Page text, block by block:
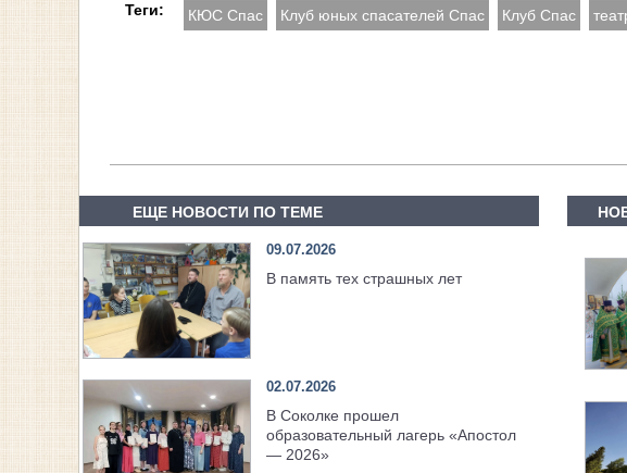
Теги: КЮС Спас Клуб юных спасателей Спас Клуб Спас
ЕЩЕ НОВОСТИ ПО ТЕМЕ
09.07.2026
В память тех страшных лет
02.07.2026
В Соколке прошел
образовательный лагерь «Апостол
— 2026»